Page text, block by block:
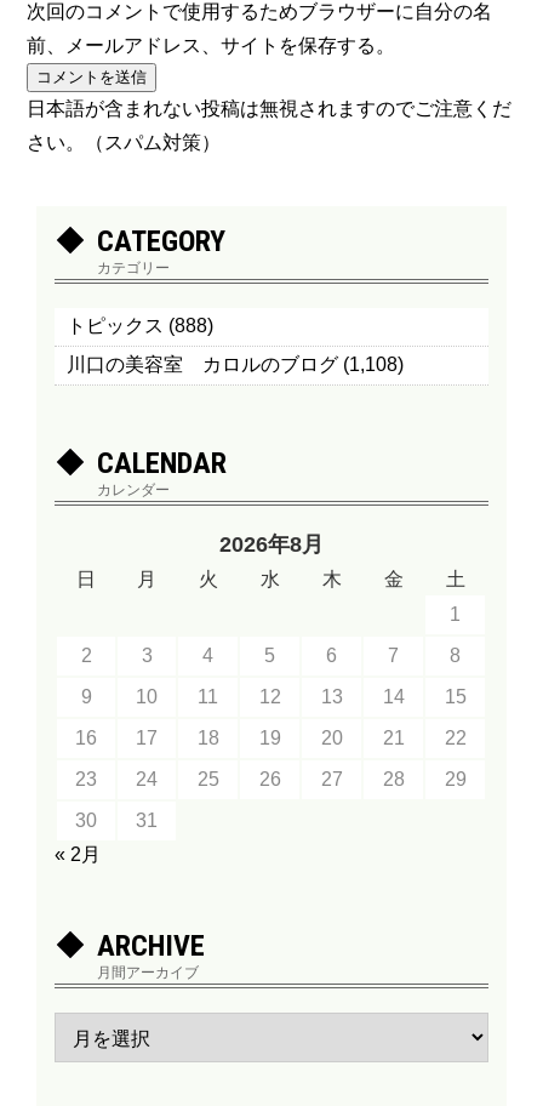
次回のコメントで使用するためブラウザーに自分の名
前、メールアドレス、サイトを保存する。
日本語が含まれない投稿は無視されますのでご注意くだ
さい。（スパム対策）
CATEGORY
カテゴリー
トピックス (888)
川口の美容室 カロルのブログ (1,108)
CALENDAR
カレンダー
2026年8月
日 月 火 水 木 金
土
1
2
3 4 5 6 7
8
9
10 11 12 13 14
15
16
17 18 19 20 21
22
23
24 25 26 27 28
29
30
31
« 2月
ARCHIVE
月間アーカイブ